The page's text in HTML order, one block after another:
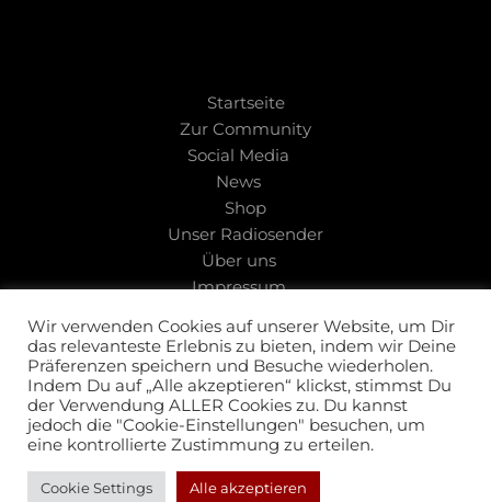
Startseite
Zur Community
Social Media
News
Shop
Unser Radiosender
Über uns
Impressum
Follow us
Facebook
Instagram
Wir verwenden Cookies auf unserer Website, um Dir
das relevanteste Erlebnis zu bieten, indem wir Deine
Präferenzen speichern und Besuche wiederholen.
Indem Du auf „Alle akzeptieren“ klickst, stimmst Du
der Verwendung ALLER Cookies zu. Du kannst
jedoch die "Cookie-Einstellungen" besuchen, um
eine kontrollierte Zustimmung zu erteilen.
Cookie Settings Alle akzeptieren